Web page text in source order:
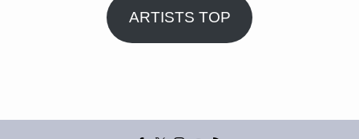
ARTISTS TOP